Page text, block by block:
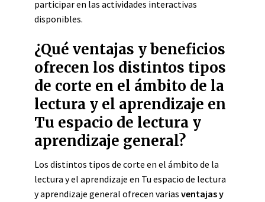
participar en las actividades interactivas
disponibles.
¿Qué ventajas y beneficios
ofrecen los distintos tipos
de corte en el ámbito de la
lectura y el aprendizaje en
Tu espacio de lectura y
aprendizaje general?
Los distintos tipos de corte en el ámbito de la
lectura y el aprendizaje en Tu espacio de lectura
y aprendizaje general ofrecen varias ventajas y